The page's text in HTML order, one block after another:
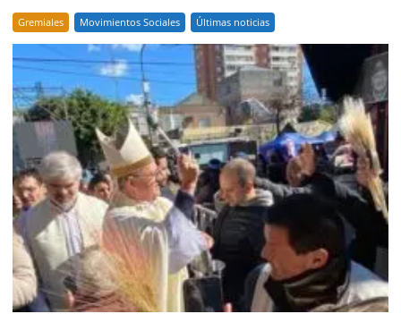
Gremiales Movimientos Sociales Últimas noticias